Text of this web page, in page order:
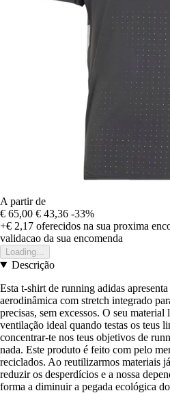
A partir de
€ 65,00 € 43,36 -33%
+€ 2,17 oferecidos na sua proxima
validacao da sua encomenda
Loading...
Descrição
Esta t-shirt de running adidas
aerodinâmica com stretch integrado
precisas, sem excessos. O seu
ventilação ideal quando testas os teus
concentrar-te nos teus objetivos de
nada. Este produto é feito com pelo
reciclados. Ao reutilizarmos materiais
reduzir os desperdícios e a nossa
forma a diminuir a pegada ecológica